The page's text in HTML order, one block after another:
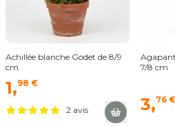
Achillée blanche Godet de 8/9
cm
1,98 €
2 avis
7/8 cm
3,76 €